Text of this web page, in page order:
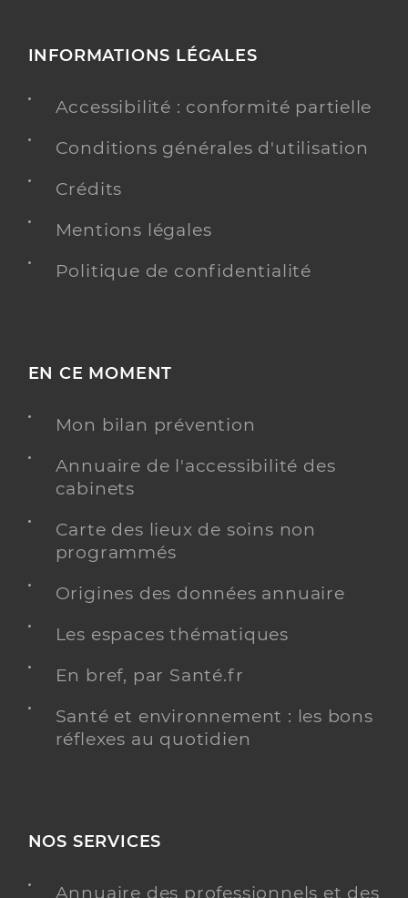
INFORMATIONS LÉGALES
Accessibilité : conformité partielle
Conditions générales d'utilisation
Crédits
Mentions légales
Politique de confidentialité
EN CE MOMENT
Mon bilan prévention
Annuaire de l'accessibilité des
cabinets
Carte des lieux de soins non
programmés
Origines des données annuaire
Les espaces thématiques
En bref, par Santé.fr
Santé et environnement : les bons
réflexes au quotidien
NOS SERVICES
Annuaire des professionnels et des